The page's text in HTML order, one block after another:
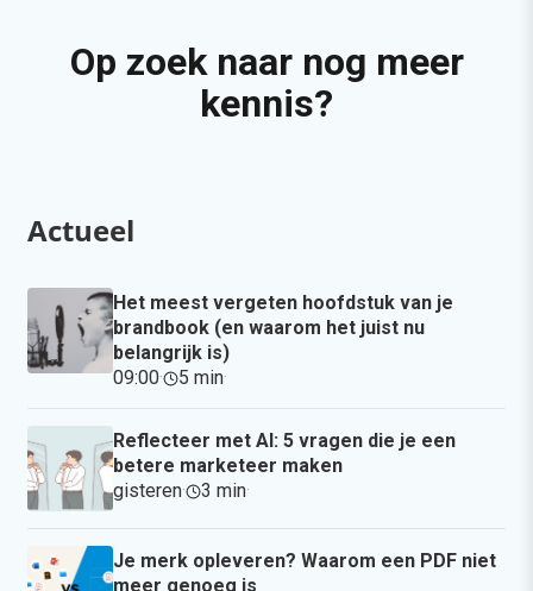
Op zoek naar nog meer
kennis?
Actueel
Het meest vergeten hoofdstuk van je
brandbook (en waarom het juist nu
belangrijk is)
09:00· 5 min·
Reflecteer met AI: 5 vragen die je een
betere marketeer maken
gisteren· 3 min·
Je merk opleveren? Waarom een PDF niet
meer genoeg is